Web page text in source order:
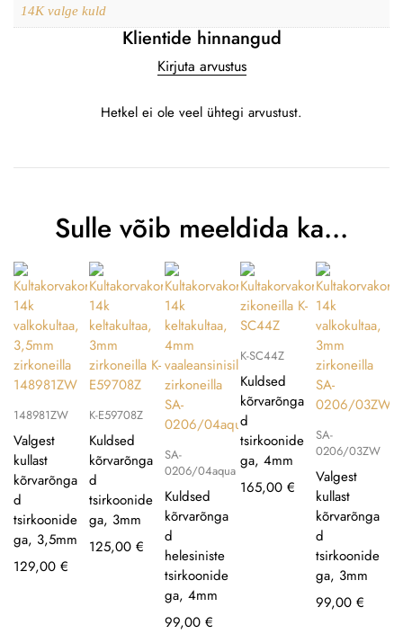
14K valge kuld
Klientide hinnangud
Kirjuta arvustus
Hetkel ei ole veel ühtegi arvustust.
Sulle võib meeldida ka…
148981ZW
Valgest
kullast
kõrvarõnga
d
tsirkoonide
ga, 3,5mm
129,00 €
K-E59708Z
Kuldsed
kõrvarõnga
d
tsirkoonide
ga, 3mm
125,00 €
SA-
0206/04aqua
Kuldsed
kõrvarõnga
d
helesiniste
tsirkoonide
ga, 4mm
99,00 €
K-SC44Z
Kuldsed
kõrvarõnga
d
tsirkoonide
ga, 4mm
165,00 €
SA-
0206/03ZW
Valgest
kullast
kõrvarõnga
d
tsirkoonide
ga, 3mm
99,00 €